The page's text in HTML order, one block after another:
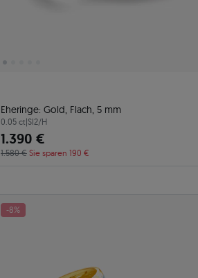
Eheringe: Gold, Flach, 5 mm
0.05 ct|SI2/H
1.390 €
1.580 € Sie sparen 190 €
-8%